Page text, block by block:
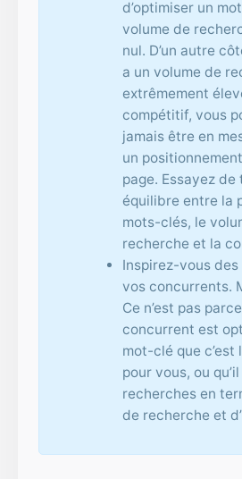
d’optimiser un
volume de
nul. D’un autre
a un volume de
extrêmement
compétitif, vous
jamais être en
un
page. Essayez de
équilibre entre la
mots-clés, le
recherche et la
Inspirez-vous
vos concurrents.
Ce n’est pas parce
concurrent est
mot-clé que c’est
pour vous, ou
recherches en
de recherche et